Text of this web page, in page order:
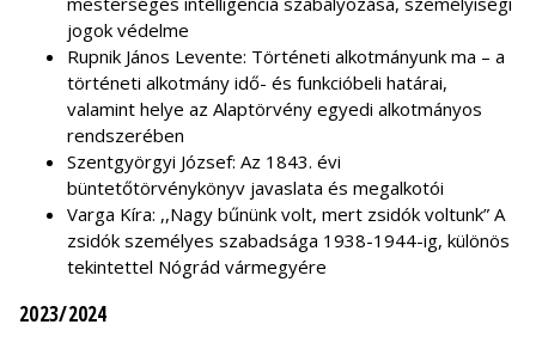
jogok védelme
Rupnik János Levente: Történeti alkotmányunk ma – a
történeti alkotmány idő- és funkcióbeli határai,
valamint helye az Alaptörvény egyedi alkotmányos
rendszerében
Szentgyörgyi József: Az 1843. évi
büntetőtörvénykönyv javaslata és megalkotói
Varga Kíra: ,,Nagy bűnünk volt, mert zsidók voltunk” A
zsidók személyes szabadsága 1938-1944-ig, különös
tekintettel Nógrád vármegyére
2023/2024